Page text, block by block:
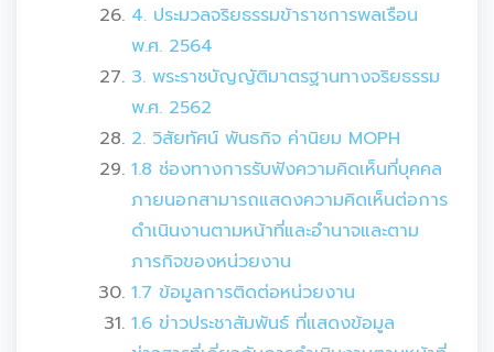
4. ประมวลจริยธรรมข้าราชการพลเรือน
พ.ศ. 2564
3. พระราชบัญญัติมาตรฐานทางจริยธรรม
พ.ศ. 2562
2. วิสัยทัศน์ พันธกิจ ค่านิยม MOPH
1.8 ช่องทางการรับฟังความคิดเห็นที่บุคคล
ภายนอกสามารถแสดงความคิดเห็นต่อการ
ดำเนินงานตามหน้าที่และอำนาจและตาม
ภารกิจของหน่วยงาน
1.7 ข้อมูลการติดต่อหน่วยงาน
1.6 ข่าวประชาสัมพันธ์ ที่แสดงข้อมูล